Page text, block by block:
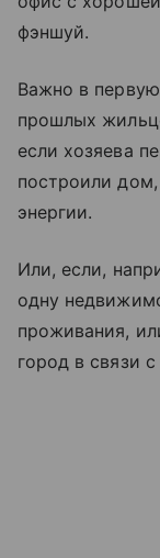
фэншуй.
Важно в
прошлых
если хозяева
построили
энергии.
Или, если,
одну
проживания,
город в связи